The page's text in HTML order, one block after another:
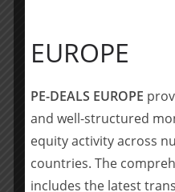
Kooperationsstrategien
Partnerschaften bei
Partnerschaft von Verily
Miro Parizek, Gründer von
für den Insurtech-Sektor
erwartet, dass die
EUROPE
PE-DEALS EUROPE
and well-structured
equity activity across
countries. The
includes the latest